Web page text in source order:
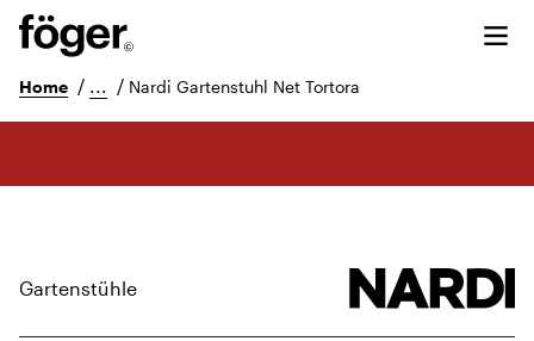
Home / ... / Nardi Gartenstuhl Net Tortora
Gartenstühle